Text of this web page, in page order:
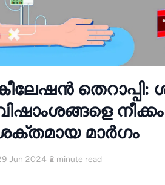
തെറാപ്പി:
മാർഗം
Jun 2024 2 minute read